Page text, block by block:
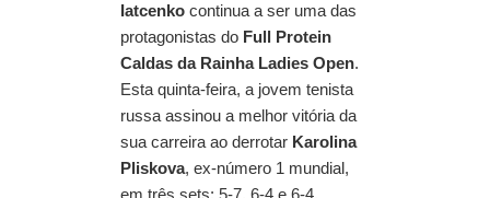
Iatcenko continua a ser uma das
protagonistas do Full Protein
Caldas da Rainha Ladies Open.
Esta quinta-feira, a jovem tenista
russa assinou a melhor vitória da
sua carreira ao derrotar Karolina
Pliskova, ex-número 1 mundial,
em três sets: 5-7, 6-4 e 6-4.